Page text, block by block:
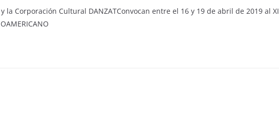
la Corporación Cultural DANZATConvocan entre el 16 y 19 de abril de 2019 al XI